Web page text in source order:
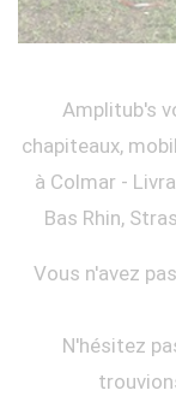
Amplitub's
chapiteaux,
à Colmar -
Bas Rhin,
Vous n'avez
N'hésitez